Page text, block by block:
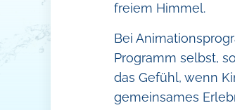
freiem Himmel.
Bei
Programm selbst,
das Gefühl, wenn
gemeinsames